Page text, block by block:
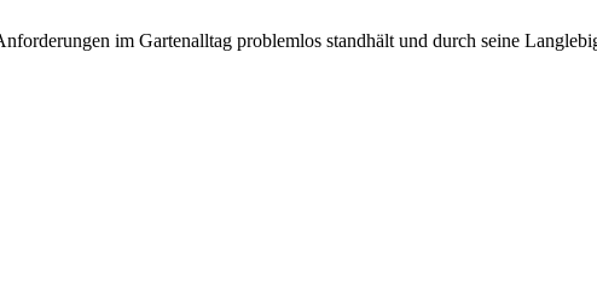
im Gartenalltag problemlos standhält und durch seine